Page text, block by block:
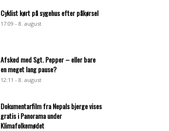
Cyklist kørt på sygehus efter påkørsel
17:09 - 8. august
Afsked med Sgt. Pepper – eller bare
en meget lang pause?
12:11 - 8. august
Dokumentarfilm fra Nepals bjerge vises
gratis i Panorama under
Klimafolkemødet